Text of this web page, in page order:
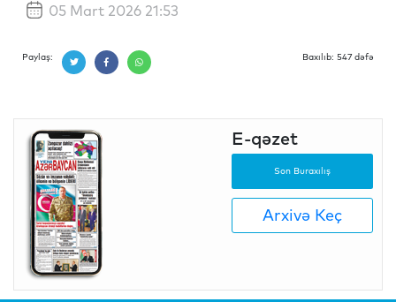
05 Mart 2026 21:53
Paylaş: Baxılıb: 547 dəfə
E-qəzet
Son Buraxılış
Arxivə Keç